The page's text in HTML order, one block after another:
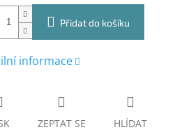
Přidat do košíku
informace
ZEPTAT SE HLÍDAT